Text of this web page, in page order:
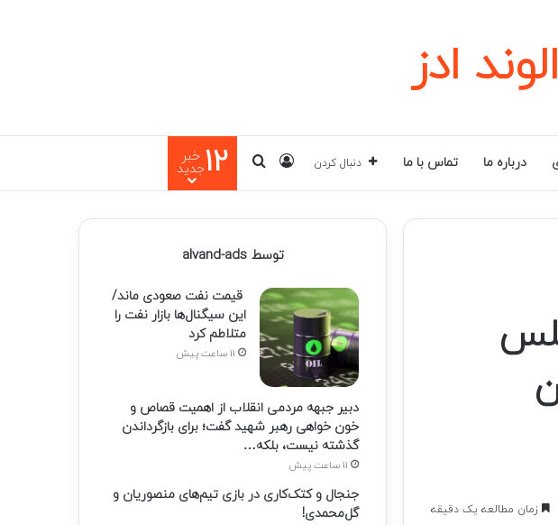
ادز
درباره ما تماس با ما دنبال کردن ورودجستجو برای
12 خبر
جدید
زمان مطالعه یک دقیقه
توسط alvand-ads
قیمت نفت صعودی ماند/
این سیگنال‌ها بازار نفت را
متلاطم کرد
11 ساعت پیش
دبیر جبهه مردمی انقلاب از اهمیت قصاص و
خون خواهی رهبر شهید گفت؛ برای بازگرداندن
گذشته نیست، بلکه…
11 ساعت پیش
جنجال و کتک‌کاری در بازی تیم‌های منصوریان و
گل‌محمدی!